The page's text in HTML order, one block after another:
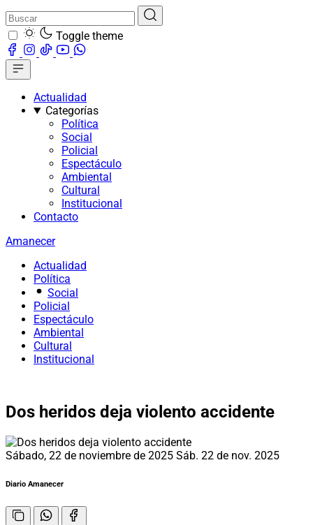
Toggle theme
Actualidad
Categorías
Política
Social
Policial
Espectáculo
Ambiental
Cultural
Institucional
Contacto
Amanecer
Actualidad
Política
Social
Policial
Espectáculo
Ambiental
Cultural
Institucional
Dos heridos deja violento accidente
Sábado, 22 de noviembre de 2025 Sáb. 22 de nov. 2025
Diario Amanecer